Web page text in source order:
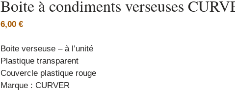
Boite à condiments verseuses
6,00 €
Boite verseuse – à l’unité
Plastique transparent
Couvercle plastique rouge
Marque : CURVER